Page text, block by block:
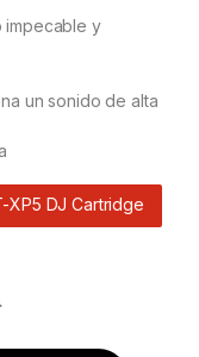
impecable y
un sonido de alta
XP5 DJ Cartridge